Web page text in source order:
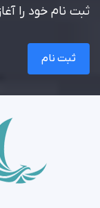
ثبت نام خود را
ثبت نام